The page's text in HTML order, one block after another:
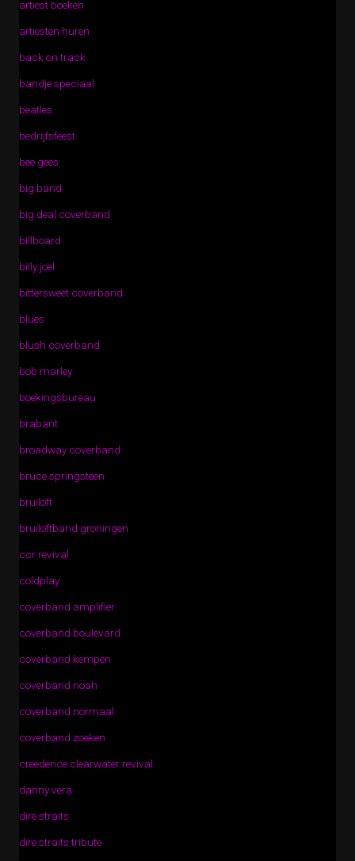
artiest boeken
artiesten huren
back on track
bandje speciaal
beatles
bedrijfsfeest
bee gees
big band
big deal coverband
billboard
billy joel
bittersweet coverband
blues
blush coverband
bob marley
boekingsbureau
brabant
broadway coverband
bruce springsteen
bruiloft
bruiloftband groningen
ccr revival
coldplay
coverband amplifier
coverband boulevard
coverband kempen
coverband noah
coverband normaal
coverband zoeken
creedence clearwater revival
danny vera
dire straits
dire straits tribute